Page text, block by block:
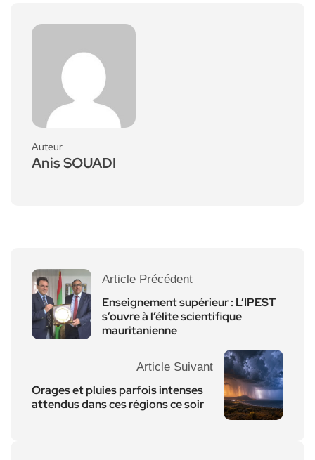
Auteur
Anis SOUADI
Article Précédent
Enseignement supérieur : L’IPEST
s’ouvre à l’élite scientifique
mauritanienne
Article Suivant
Orages et pluies parfois intenses
attendus dans ces régions ce soir